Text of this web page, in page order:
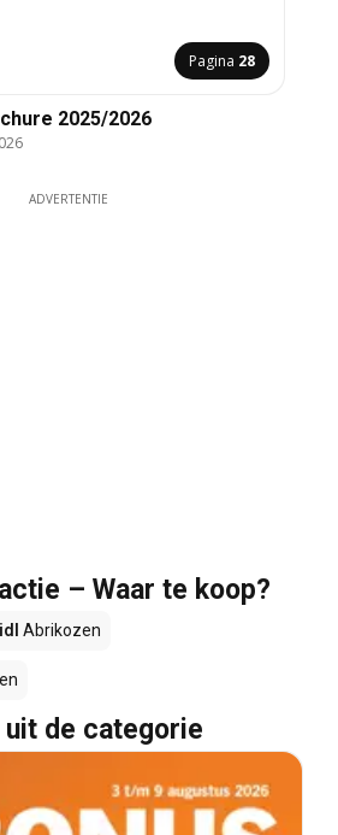
Pagina 28
2025/2026
ADVERTENTIE
– Waar te koop?
Abrikozen
de categorie